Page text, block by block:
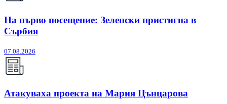
На първо посещение: Зеленски пристигна в
Сърбия
07.08.2026
Атакуваха проекта на Мария Цънцарова